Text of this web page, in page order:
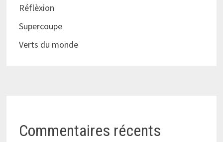
Réflèxion
Supercoupe
Verts du monde
Commentaires récents